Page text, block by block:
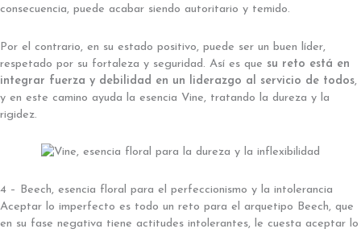
consecuencia, puede acabar siendo autoritario y temido.
Por el contrario, en su estado positivo, puede ser un buen líder,
respetado por su fortaleza y seguridad. Así es que su reto está en
integrar fuerza y debilidad en un liderazgo al servicio de todos,
y en este camino ayuda la esencia Vine, tratando la dureza y la
rigidez.
4 – Beech, esencia floral para el perfeccionismo y la intolerancia
Aceptar lo imperfecto es todo un reto para el arquetipo Beech, que
en su fase negativa tiene actitudes intolerantes, le cuesta aceptar lo